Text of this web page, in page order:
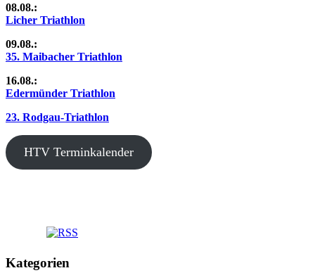
08.08.:
Licher Triathlon
09.08.:
35. Maibacher Triathlon
16.08.:
Edermünder Triathlon
23. Rodgau-Triathlon
HTV Terminkalender
Kategorien